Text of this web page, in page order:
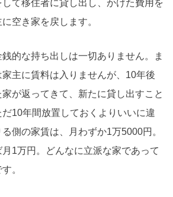
て移住者に貸し出し、かけた費用を
空き家を戻します。
的な持ち出しは一切ありません。ま
主に賃料は入りませんが、10年後
が返ってきて、新たに貸し出すこと
10年間放置しておくよりいいに違
側の家賃は、月わずか1万5000円。
1万円。どんなに立派な家であって
。